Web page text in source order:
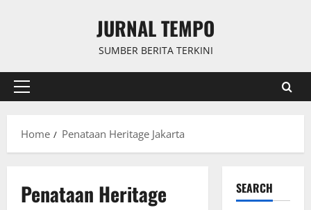
JURNAL TEMPO
SUMBER BERITA TERKINI
Primary
Home
Penataan Heritage Jakarta
Penataan Heritage
SEARCH